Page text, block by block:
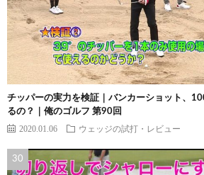
チッパーの実力を検証｜バンカーショット、
るの？｜俺のゴルフ 第90回
2020.01.06 ウェッジの試打・レビュー